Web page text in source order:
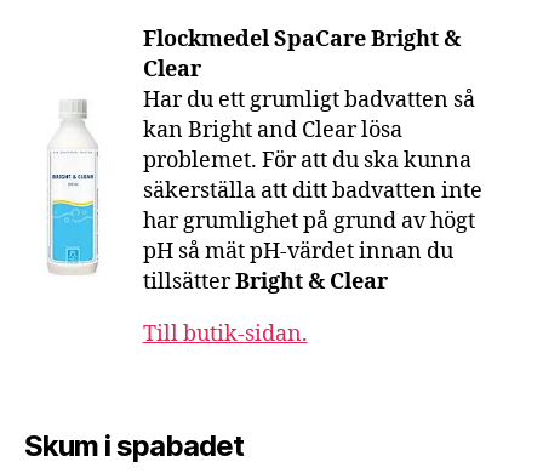
Flockmedel SpaCare Bright &
Clear
Har du ett grumligt badvatten så
kan Bright and Clear lösa
problemet. För att du ska kunna
säkerställa att ditt badvatten inte
har grumlighet på grund av högt
pH så mät pH-värdet innan du
tillsätterBright & Clear
Till butik-sidan.
Skum i spabadet